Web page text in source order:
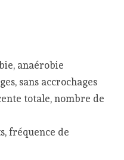
anaérobie
sans accrochages
totale, nombre de
fréquence de